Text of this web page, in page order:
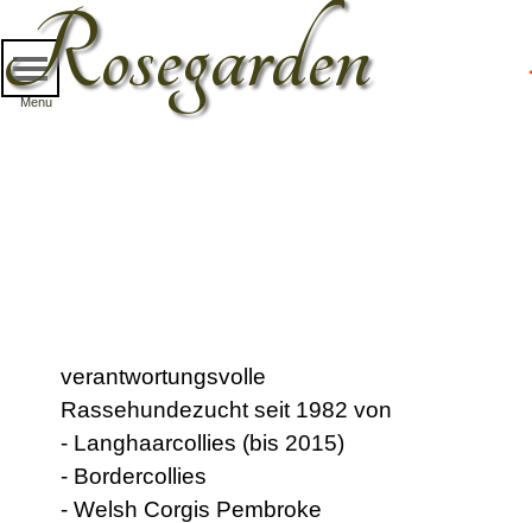
Direkt zum Seiteninhalt
Rosegarden
Menü überspringen
Menu
verantwortungsvolle
Rassehundezucht seit 1982 von
- Langhaarcollies (bis 2015)
- Bordercollies
- Welsh Corgis Pembroke